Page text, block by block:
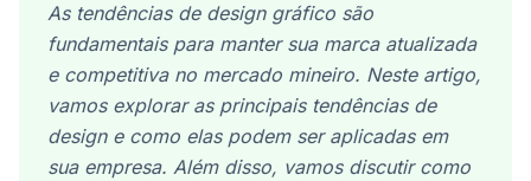
As tendências de design gráfico são
fundamentais para manter sua marca atualizada
e competitiva no mercado mineiro. Neste artigo,
vamos explorar as principais tendências de
design e como elas podem ser aplicadas em
sua empresa. Além disso, vamos discutir como